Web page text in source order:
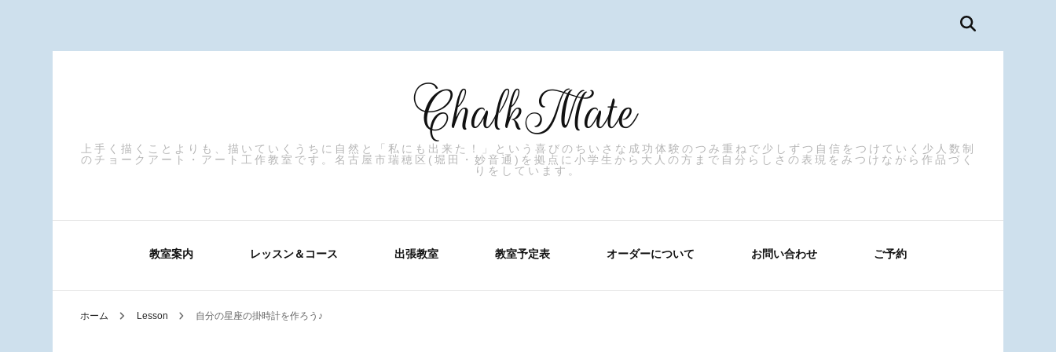
ChalkMate
上手く描くことよりも、描いていくうちに自然と「私にも出来た！」という喜びのちいさな成功体験のつみ重ねで少しずつ自信をつけていく少人数制
のチョークアート・アート工作教室です。名古屋市瑞穂区(堀田・妙音通)を拠点に小学生から大人の方まで自分らしさの表現をみつけながら作品づく
りをしています。
教室案内 レッスン＆コース 出張教室 教室予定表 オーダーについて お問い合わせ ご予約
ホーム Lesson 自分の星座の掛時計を作ろう♪